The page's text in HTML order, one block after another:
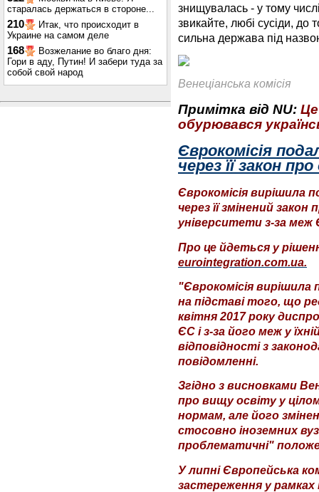
старалась держаться в стороне...
210
Итак, что происходит в
Украине на самом деле
168
Возжелание во благо дня:
Гори в аду, Путин! И забери туда за
собой свой народ
знищувалась - у тому
звикайте, любі сусіди, до
сильна держава під
Венеціанська комісія
Примітка від NU:
обурювався
Єврокомісія
через її закон
Єврокомісія вирішила
через її змінений
університети з-за меж
Про це йдеться у
eurointegration.com.ua.
"Єврокомісія
на підставі того, що
квітня 2017 року
ЄС і з-за його меж у
відповідності з
повідомленні.
Згідно з висновками
про вищу освіту у
нормам, але його
стосовно іноземних
проблематичні"
У липні Європейська
застереження у